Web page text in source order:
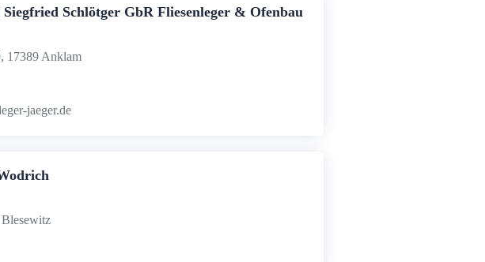
Schlötger GbR Fliesenleger & Ofenbau
17389 Anklam
jaeger.de